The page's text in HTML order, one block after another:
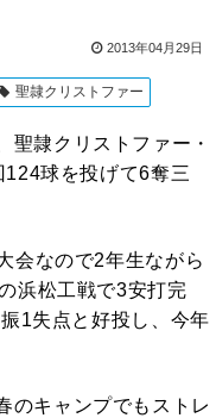
2013年04月29日
聖隷クリストファー
隷クリストファー・
球を投げて6奪三
会なので2年生ながら
浜松工戦で3安打完
1失点と好投し、今年
キャンプでもストレ